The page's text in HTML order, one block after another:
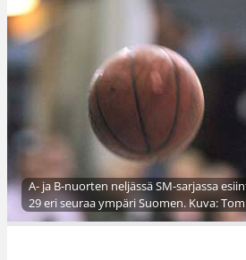
A- ja B-nuorten neljässä SM-sarjassa
29 eri seuraa ympäri Suomen. Kuva: